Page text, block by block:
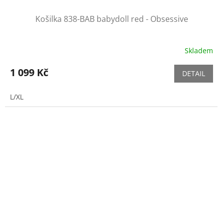
Košilka 838-BAB babydoll red - Obsessive
Skladem
1 099 Kč DETAIL
L/XL